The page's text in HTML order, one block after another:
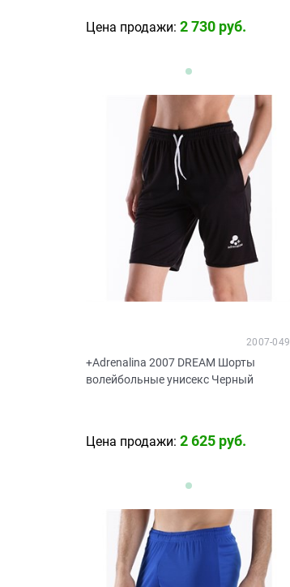
Цена продажи: 2 730 руб.
+Adrenalina 2007 DREAM Шорты
волейбольные унисекс Черный
2007-049
Цена продажи: 2 625 руб.